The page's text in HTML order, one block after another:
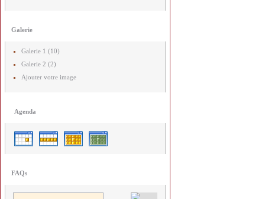
Galerie
Galerie 1 (10)
Galerie 2 (2)
Ajouter votre image
Agenda
FAQs